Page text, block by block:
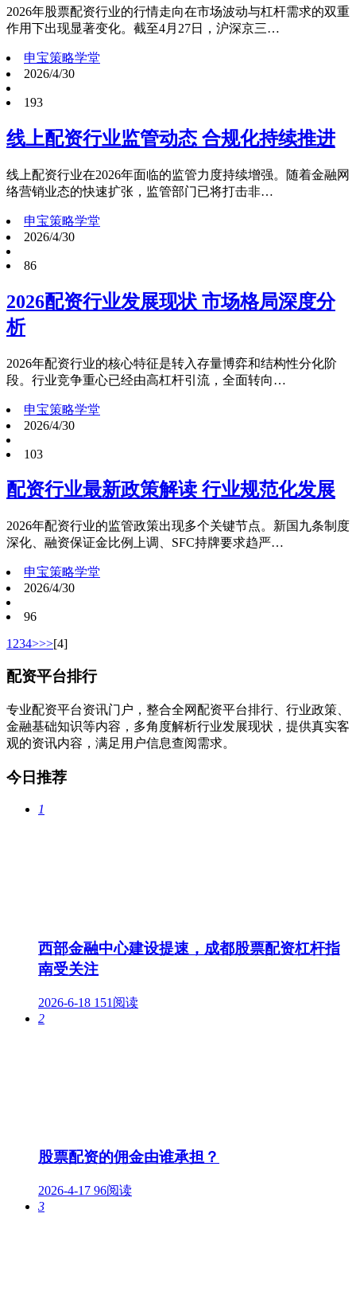
2026年股票配资行业的行情走向在市场波动与杠杆需求的双重
作用下出现显著变化。截至4月27日，沪深京三…
申宝策略学堂
2026/4/30
193
线上配资行业监管动态 合规化持续推进
线上配资行业在2026年面临的监管力度持续增强。随着金融网
络营销业态的快速扩张，监管部门已将打击非…
申宝策略学堂
2026/4/30
86
2026配资行业发展现状 市场格局深度分
析
2026年配资行业的核心特征是转入存量博弈和结构性分化阶
段。行业竞争重心已经由高杠杆引流，全面转向…
申宝策略学堂
2026/4/30
103
配资行业最新政策解读 行业规范化发展
2026年配资行业的监管政策出现多个关键节点。新国九条制度
深化、融资保证金比例上调、SFC持牌要求趋严…
申宝策略学堂
2026/4/30
96
1 234>>>[4]
配资平台排行
专业配资平台资讯门户，整合全网配资平台排行、行业政策、
金融基础知识等内容，多角度解析行业发展现状，提供真实客
观的资讯内容，满足用户信息查阅需求。
今日推荐
1
西部金融中心建设提速，成都股票配资杠杆指
南受关注
2026-6-18 151阅读
2
股票配资的佣金由谁承担？
2026-4-17 96阅读
3